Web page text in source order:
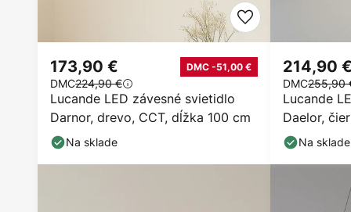
Lucande LED závesné svietidlo
Darnor, drevo, CCT, dĺžka 100 cm
173,90 € DMC -51,00 €
DMC224,90 €
Na sklade
Lucande
Daelor,
stmievateľné
214,90 €
DMC255,90
Na sklade